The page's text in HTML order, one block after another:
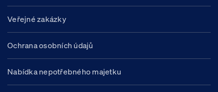
Veřejné zakázky
Ochrana osobních údajů
Nabídka nepotřebného majetku